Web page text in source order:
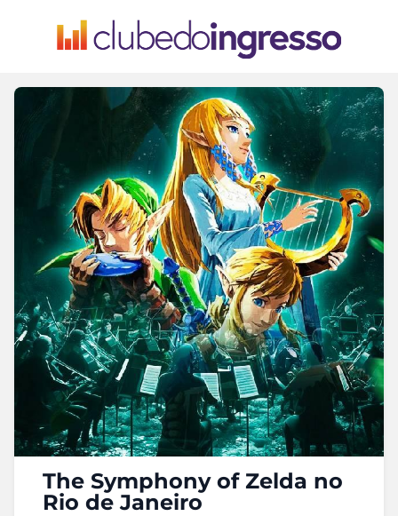
The Symphony of Zelda no
Rio de Janeiro